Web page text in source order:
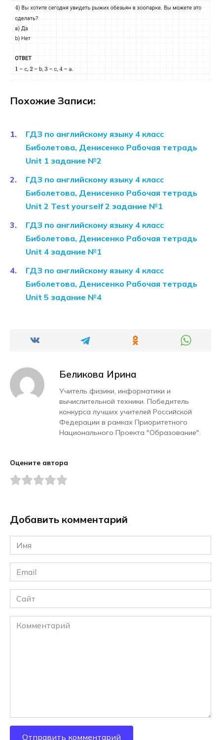
Похожие Записи:
ГДЗ по английскому языку 4 класс
Биболетова, Денисенко Рабочая тетрадь
Unit 1 задание №2
ГДЗ по английскому языку 4 класс
Биболетова, Денисенко Рабочая тетрадь
Unit 2 Test yourself 2 задание №1
ГДЗ по английскому языку 4 класс
Биболетова, Денисенко Рабочая тетрадь
Unit 4 задание №1
ГДЗ по английскому языку 4 класс
Биболетова, Денисенко Рабочая тетрадь
Unit 5 задание №4
Беликова Ирина
Учитель физики, информатики и
вычислительной техники. Победитель
конкурса лучших учителей Российской
Федерации в рамках Приоритетного
Национального Проекта "Образование".
Оцените автора
Добавить комментарий
Имя
*
Email
*
Сайт
Комментарий